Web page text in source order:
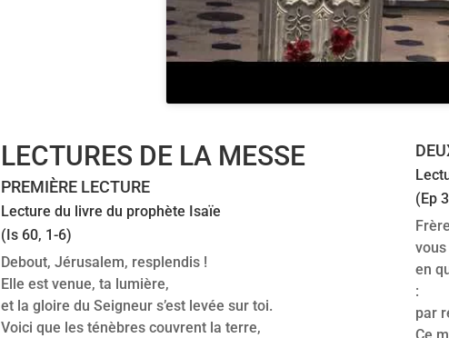
LECTURES DE LA MESSE
PREMIÈRE LECTURE
Lecture du livre du prophète Isaïe
(Is 60, 1-6)
Debout, Jérusalem, resplendis !
Elle est venue, ta lumière,
et la gloire du Seigneur s’est levée sur toi.
Voici que les ténèbres couvrent la terre,
(Ep
en
:
par